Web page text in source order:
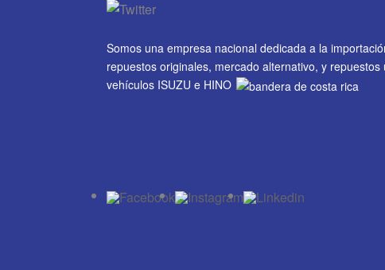
Somos una empresa nacional dedicada a la
repuestos originales, mercado alternativo, y repuestos
vehículos ISUZU e HINO